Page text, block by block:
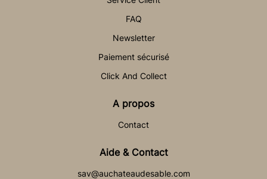
FAQ
Newsletter
Paiement sécurisé
Click And Collect
A propos
Contact
Aide & Contact
sav@auchateaudesable.com